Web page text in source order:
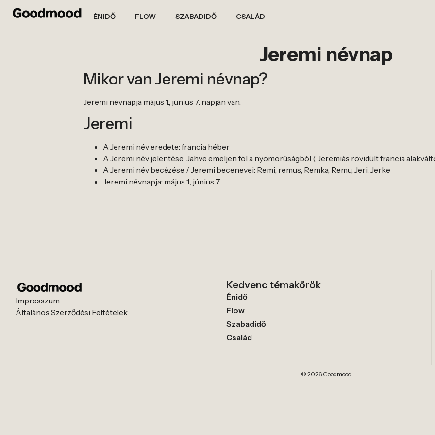
ÉNIDŐ FLOW SZABADIDŐ CSALÁD
Jeremi névnap
Mikor van Jeremi névnap?
Jeremi névnapja május 1., június 7. napján van.
Jeremi
A Jeremi név eredete: francia héber
A Jeremi név jelentése: Jahve emeljen föl a nyomorúságból ( Jeremiás rövidült francia
A Jeremi név becézése / Jeremi becenevei: Remi, remus, Remka, Remu, Jeri, Jerke
Jeremi névnapja: május 1., június 7.
Impresszum
Általános Szerződési Feltételek
Kedvenc témakörök
Énidő
Flow
Szabadidő
Család
© 2026 Goodmood